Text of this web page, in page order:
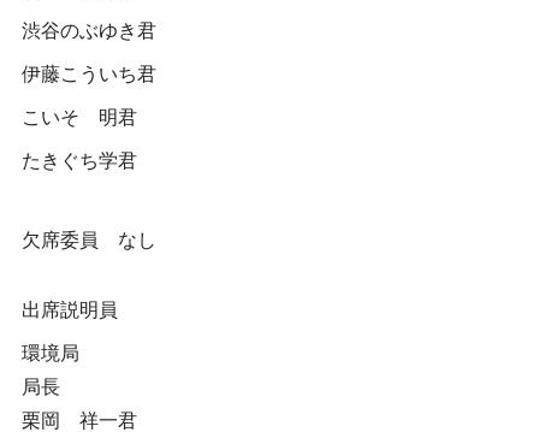
渋谷のぶゆき君
伊藤こういち君
こいそ 明君
たきぐち学君
欠席委員 なし
出席説明員
環境局
局長
栗岡 祥一君